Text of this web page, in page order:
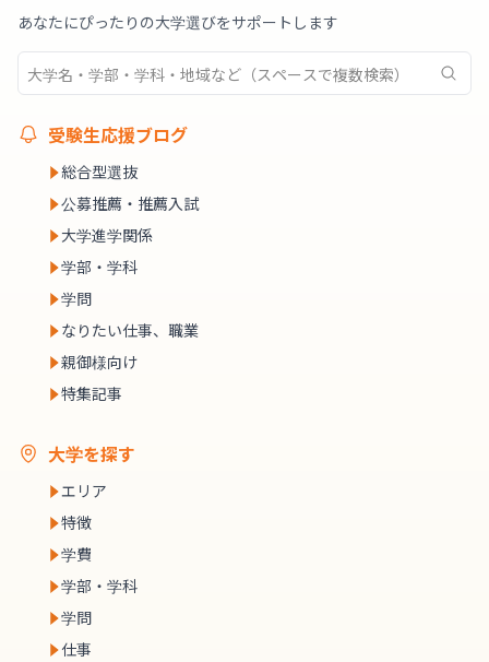
あなたにぴったりの大学選びをサポートします
受験生応援ブログ
総合型選抜
公募推薦・推薦入試
大学進学関係
学部・学科
学問
なりたい仕事、職業
親御様向け
特集記事
大学を探す
エリア
特徴
学費
学部・学科
学問
仕事